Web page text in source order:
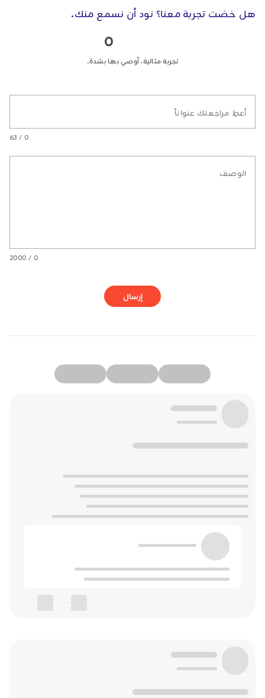
هل خضت تجربة معنا؟ نود أن نسمع منك.
0
تجربة مثالية، أوصي بها بشدة.
أعطِ مراجعتك عنواناً
0 / 63
الوصف
0 / 2000
إرسال